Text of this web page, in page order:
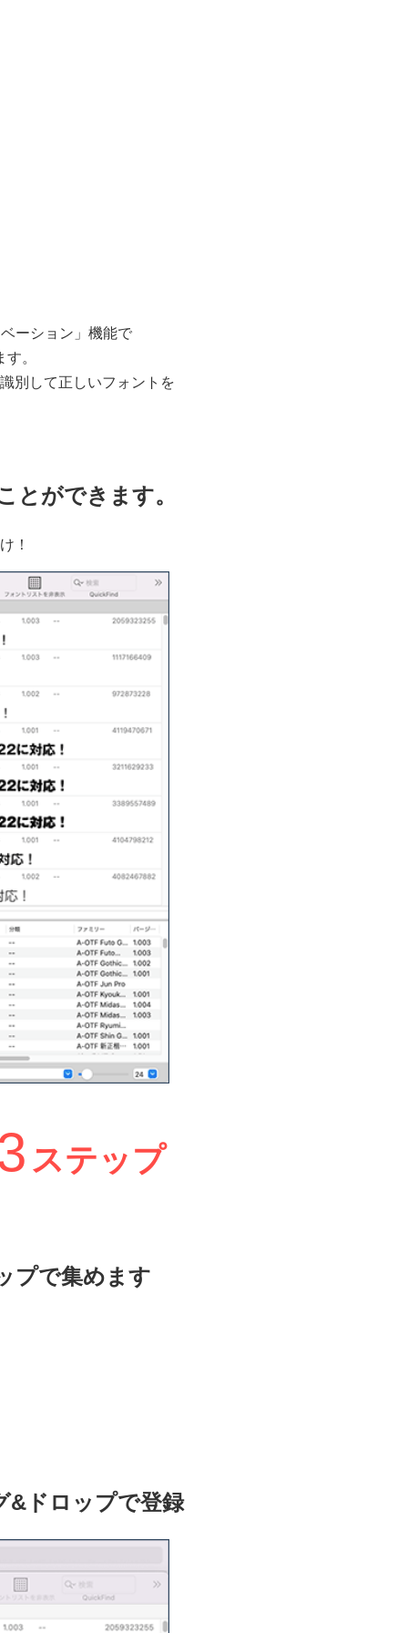
ーション」機能で
。
別して正しいフォントを
とができます。
！
ステップ
プで集めます
&ドロップで登録